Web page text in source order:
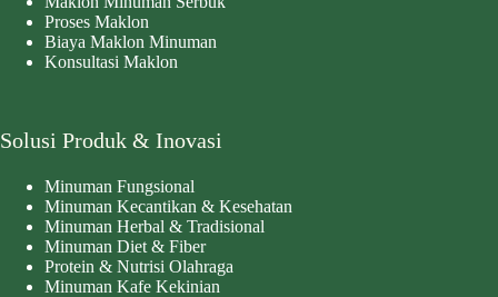
Proses Maklon
Biaya Maklon Minuman
Konsultasi Maklon
Solusi Produk & Inovasi
Minuman Fungsional
Minuman Kecantikan & Kesehatan
Minuman Herbal & Tradisional
Minuman Diet & Fiber
Protein & Nutrisi Olahraga
Minuman Kafe Kekinian